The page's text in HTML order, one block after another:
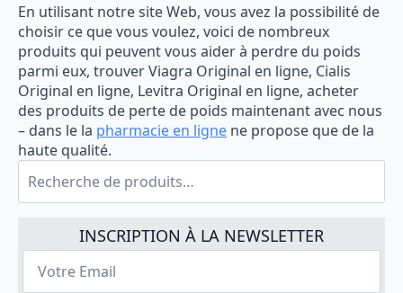
En utilisant notre site Web, vous avez la possibilité de
choisir ce que vous voulez, voici de nombreux
produits qui peuvent vous aider à perdre du poids
parmi eux, trouver Viagra Original en ligne, Cialis
Original en ligne, Levitra Original en ligne, acheter
des produits de perte de poids maintenant avec nous
– dans le la pharmacie en ligne ne propose que de la
haute qualité.
Recherche
pour :
INSCRIPTION À LA NEWSLETTER
Votre
Email